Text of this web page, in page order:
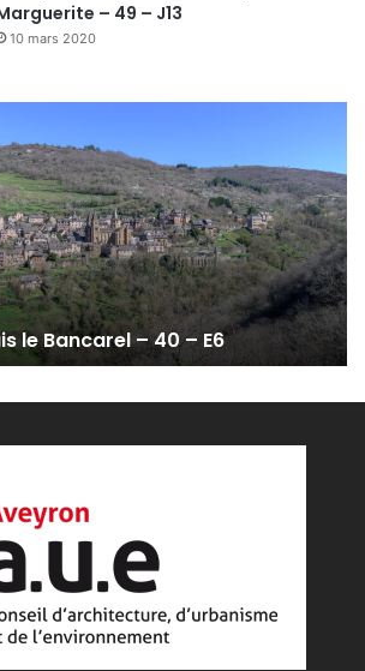
– 49 – J13
10 mars 2020
le Bancarel – 40 – E6